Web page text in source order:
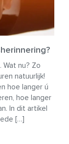
Wat nu? Zo
natuurlijk!
hoe langer ú
hoe langer
In dit artikel
[…]